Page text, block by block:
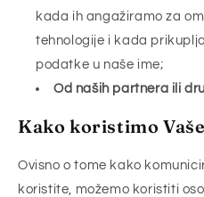
kada ih angažiramo za
tehnologije i kada
podatke u naše ime;
Od naših partnera ili
Kako koristimo
Ovisno o tome kako
koristite, možemo koristiti